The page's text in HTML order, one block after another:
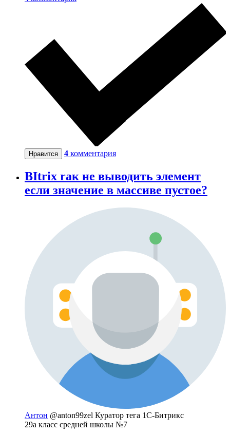
Нравится 4 комментария
BItrix rак не выводить элемент
если значение в массиве пустое?
Антон @anton99zel Куратор тега 1С-Битрикс
29а класс средней школы №7